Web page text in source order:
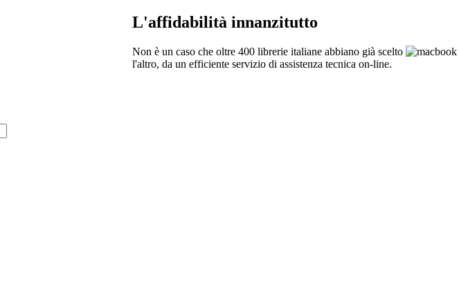
L'affidabilità innanzitutto
Non è un caso che oltre 400 librerie italiane abbiano già scelto
l'altro, da un efficiente servizio di assistenza tecnica on-line.